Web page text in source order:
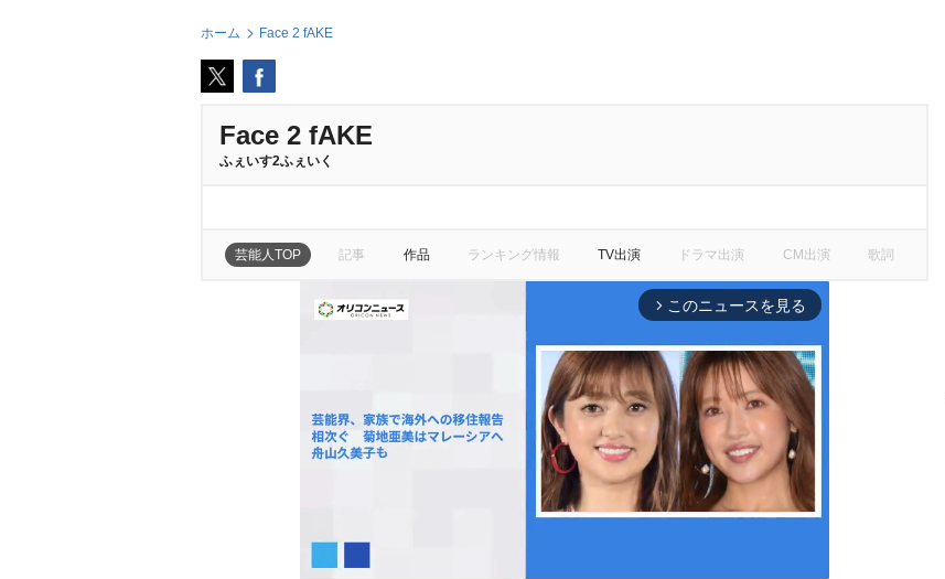
ホーム Face 2 fAKE
Face 2 fAKE
ふぇいす2ふぇいく
芸能人TOP 記事 作品 ランキング情報 TV出演 ドラマ出演 CM出演 歌詞
arrow_forward_ios このニュースを見る